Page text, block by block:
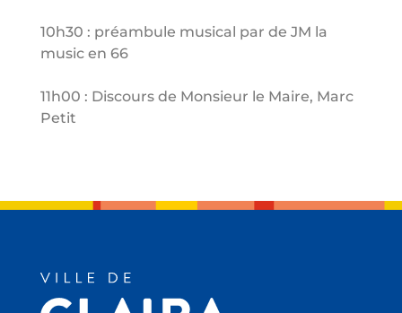
10h30 : préambule musical par de JM la
music en 66
11h00 : Discours de Monsieur le Maire, Marc
Petit